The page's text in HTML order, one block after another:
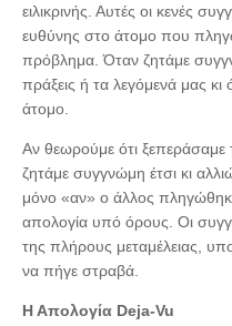
ειλικρινής. Αυτές οι κενές
ευθύνης στο άτομο που
πρόβλημα. Όταν ζητάμε
πράξεις ή τα λεγόμενά μας
άτομο.
Αν θεωρούμε ότι ξεπεράσαμε
ζητάμε συγγνώμη έτσι κι
μόνο «αν» ο άλλος
απολογία υπό όρους. Οι
της πλήρους μεταμέλειας,
να πήγε στραβά.
Η Απολογία Deja-Vu